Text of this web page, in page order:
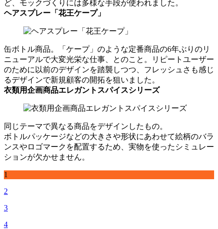
ど、モックづくりには多様な手段が使われました。
ヘアスプレー「花王ケープ」
缶ボトル商品。「ケープ」のような定番商品の6年ぶりのリ
ニューアルで大変光栄な仕事、とのこと。リピートユーザー
のために以前のデザインを踏襲しつつ、フレッシュさも感じ
るデザインで新規顧客の開拓を狙いました。
衣類用企画商品エレガントスパイスシリーズ
同じテーマで異なる商品をデザインしたもの。
ボトルパッケージなどの大きさや形状にあわせて絵柄のバラ
ンスやロゴマークを配置するため、実物を使ったシミュレー
ションが欠かせません。
1
2
3
4